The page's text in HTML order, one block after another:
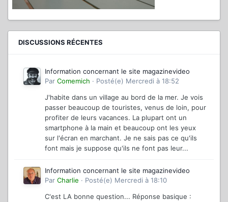
DISCUSSIONS RÉCENTES
Information concernant le site magazinevideo
Par Comemich · Posté(e) Mercredi à 18:52
J'habite dans un village au bord de la mer. Je vois
passer beaucoup de touristes, venus de loin, pour
profiter de leurs vacances. La plupart ont un
smartphone à la main et beaucoup ont les yeux
sur l'écran en marchant. Je ne sais pas ce qu'ils
font mais je suppose qu'ils ne font pas leur...
Information concernant le site magazinevideo
Par Charlie · Posté(e) Mercredi à 18:10
C'est LA bonne question... Réponse basique :